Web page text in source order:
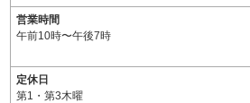
営業時間
午前10時〜午後7時
定休日
第1・第3木曜